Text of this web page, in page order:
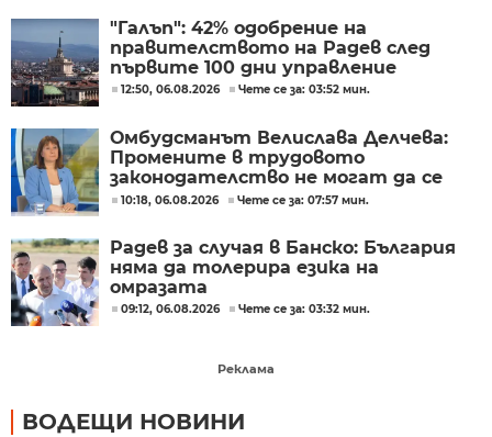
"Галъп": 42% одобрение на
правителството на Радев след
първите 100 дни управление
12:50, 06.08.2026 Чете се за: 03:52 мин.
Омбудсманът Велислава Делчева:
Промените в трудовото
законодателство не могат да се
правят през бюджета
10:18, 06.08.2026 Чете се за: 07:57 мин.
Радев за случая в Банско: България
няма да толерира езика на
омразата
09:12, 06.08.2026 Чете се за: 03:32 мин.
Реклама
ВОДЕЩИ НОВИНИ